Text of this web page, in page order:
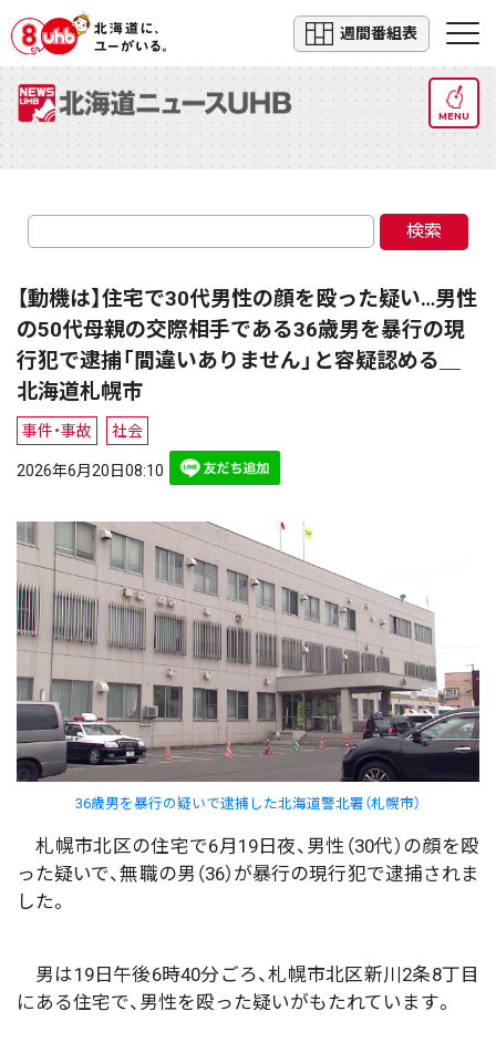
週間番組表
MENU
検索
【動機は】住宅で30代男性の顔を殴った疑い…男性
の50代母親の交際相手である36歳男を暴行の現
行犯で逮捕「間違いありません」と容疑認める＿
北海道札幌市
事件・事故 社会
2026年6月20日08:10
36歳男を暴行の疑いで逮捕した北海道警北署（札幌市）
札幌市北区の住宅で6月19日夜、男性（30代）の顔を殴
った疑いで、無職の男（36）が暴行の現行犯で逮捕されま
した。
男は19日午後6時40分ごろ、札幌市北区新川2条8丁目
にある住宅で、男性を殴った疑いがもたれています。